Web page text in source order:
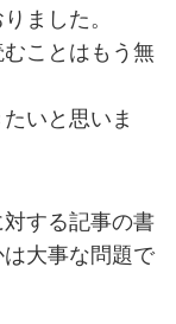
ました。
ことはもう無
いと思いま
する記事の書
大事な問題で